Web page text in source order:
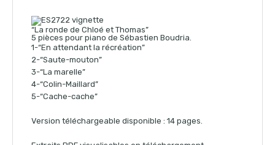
“La ronde de Chloé et Thomas”
5 pièces pour piano de Sébastien Boudria.
1-“En attendant la récréation”
2-“Saute-mouton”
3-“La marelle”
4-“Colin-Maillard”
5-“Cache-cache”
Version téléchargeable disponible : 14 pages.